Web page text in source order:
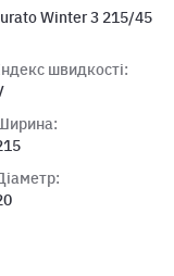
Winter 3 215/45
швидкості: